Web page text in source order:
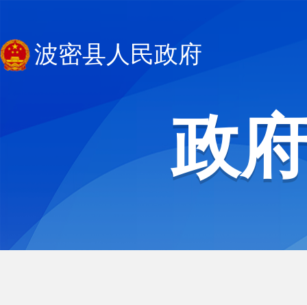
波密县人民政府
政